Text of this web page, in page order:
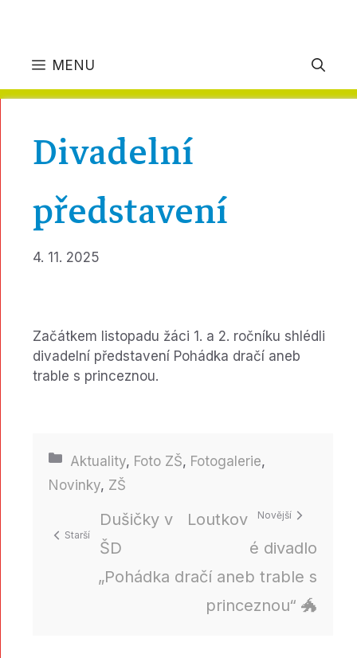
MENU
Divadelní
představení
4. 11. 2025
Začátkem listopadu žáci 1. a 2. ročníku shlédli
divadelní představení Pohádka dračí aneb
trable s princeznou.
Rubriky
Aktuality, Foto ZŠ, Fotogalerie,
Novinky, ZŠ
Dušičky v
ŠD
Loutkov
é divadlo
„Pohádka dračí aneb trable s
princeznou“ 🐲